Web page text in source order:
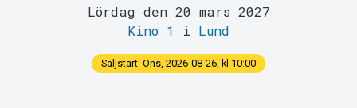
Lördag den 20 mars 2027
Kino 1
i Lund
Säljstart: Ons, 2026-08-26, kl 10:00